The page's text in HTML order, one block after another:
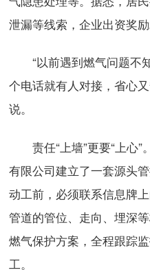
泄漏等线索，企业出资奖
“以前遇到燃气问题不
个电话就有人对接，省心
说。
责任“上墙”更要“上心”
有限公司建立了一套源头
动工前，必须联系信息牌
管道的管位、走向、埋深
燃气保护方案，全程跟踪
工。